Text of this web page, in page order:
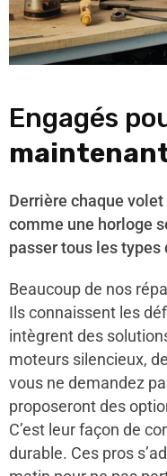
Engagés
Derrière chaque
comme une horloge
passer tous les types
Beaucoup de nos
Ils connaissent les
intègrent des
moteurs silencieux,
vous ne demandez
proposeront des
C’est leur façon de
durable. Ces pros